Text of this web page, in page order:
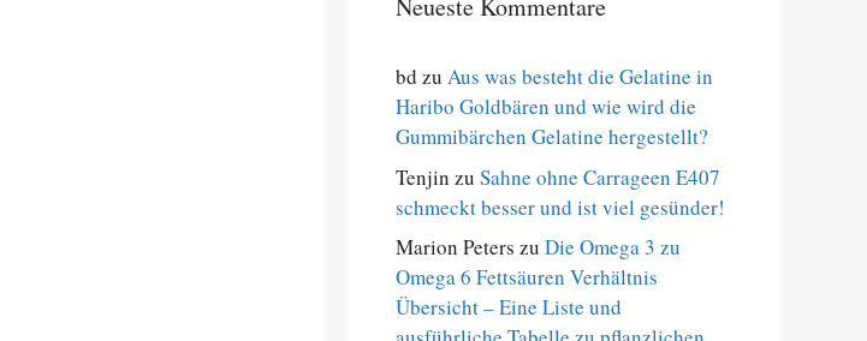
Neueste Kommentare
bd zu Aus was besteht die Gelatine in
Haribo Goldbären und wie wird die
Gummibärchen Gelatine hergestellt?
Tenjin zu Sahne ohne Carrageen E407
schmeckt besser und ist viel gesünder!
Marion Peters zu Die Omega 3 zu
Omega 6 Fettsäuren Verhältnis
Übersicht – Eine Liste und